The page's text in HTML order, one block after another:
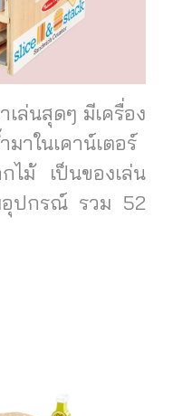
เล่นสุดๆ มีเครื่อง
าในเคาน์เตอร์
ไม้ เป็นของเล่น
อุปกรณ์ รวม 52